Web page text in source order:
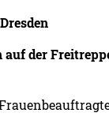
auf der